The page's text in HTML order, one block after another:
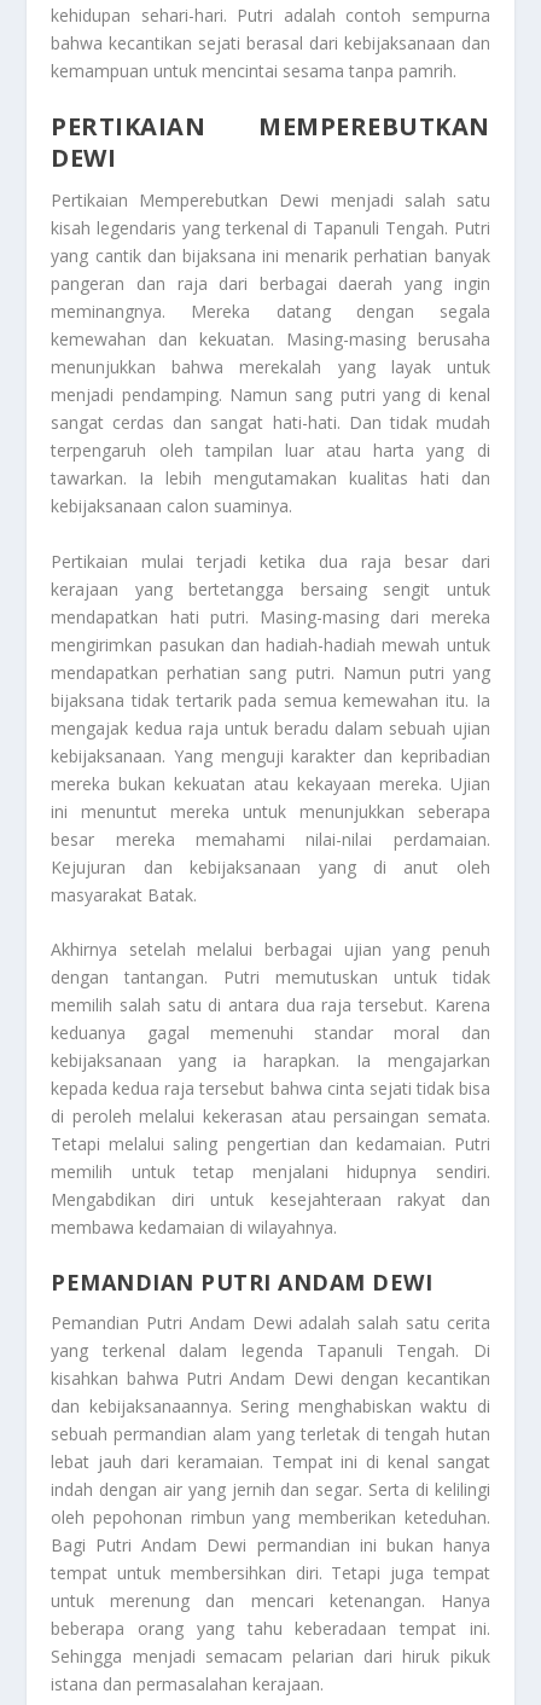
kehidupan sehari-hari. Putri adalah contoh sempurna
bahwa kecantikan sejati berasal dari kebijaksanaan dan
kemampuan untuk mencintai sesama tanpa pamrih.
PERTIKAIAN MEMPEREBUTKAN
DEWI
Pertikaian Memperebutkan Dewi
menjadi salah satu
kisah legendaris yang terkenal di Tapanuli Tengah. Putri
yang cantik dan bijaksana ini menarik perhatian banyak
pangeran dan raja dari berbagai daerah yang ingin
meminangnya. Mereka datang dengan segala
kemewahan dan kekuatan. Masing-masing berusaha
menunjukkan bahwa merekalah yang layak untuk
menjadi pendamping. Namun sang putri yang di kenal
sangat cerdas dan sangat hati-hati. Dan tidak mudah
terpengaruh oleh tampilan luar atau harta yang di
tawarkan. Ia lebih mengutamakan kualitas hati dan
kebijaksanaan calon suaminya.
Pertikaian mulai terjadi ketika dua raja besar dari
kerajaan yang bertetangga bersaing sengit untuk
mendapatkan hati putri. Masing-masing dari mereka
mengirimkan pasukan dan hadiah-hadiah mewah untuk
mendapatkan perhatian sang putri. Namun putri yang
bijaksana tidak tertarik pada semua kemewahan itu. Ia
mengajak kedua raja untuk beradu dalam sebuah ujian
kebijaksanaan. Yang menguji karakter dan kepribadian
mereka bukan kekuatan atau kekayaan mereka. Ujian
ini menuntut mereka untuk menunjukkan seberapa
besar mereka memahami nilai-nilai perdamaian.
Kejujuran dan kebijaksanaan yang di anut oleh
masyarakat Batak.
Akhirnya setelah melalui berbagai ujian yang penuh
dengan tantangan. Putri memutuskan untuk tidak
memilih salah satu di antara dua raja tersebut. Karena
keduanya gagal memenuhi standar moral dan
kebijaksanaan yang ia harapkan. Ia mengajarkan
kepada kedua raja tersebut bahwa cinta sejati tidak bisa
di peroleh melalui kekerasan atau persaingan semata.
Tetapi melalui saling pengertian dan kedamaian. Putri
memilih untuk tetap menjalani hidupnya sendiri.
Mengabdikan diri untuk kesejahteraan rakyat dan
membawa kedamaian di wilayahnya.
PEMANDIAN PUTRI ANDAM DEWI
Pemandian Putri Andam Dewi adalah salah satu cerita
yang terkenal dalam legenda Tapanuli Tengah. Di
kisahkan bahwa Putri Andam Dewi dengan kecantikan
dan kebijaksanaannya. Sering menghabiskan waktu di
sebuah permandian alam yang terletak di tengah hutan
lebat jauh dari keramaian. Tempat ini di kenal sangat
indah dengan air yang jernih dan segar. Serta di kelilingi
oleh pepohonan rimbun yang memberikan keteduhan.
Bagi Putri Andam Dewi permandian ini bukan hanya
tempat untuk membersihkan diri. Tetapi juga tempat
untuk merenung dan mencari ketenangan. Hanya
beberapa orang yang tahu keberadaan tempat ini.
Sehingga menjadi semacam pelarian dari hiruk pikuk
istana dan permasalahan kerajaan.